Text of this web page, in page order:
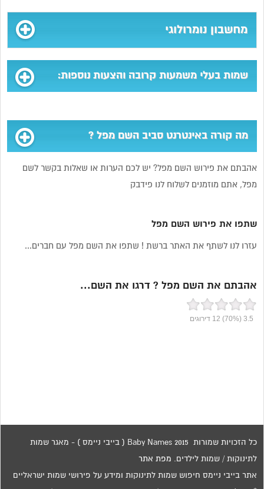
מחשבון נומרולוגי
שמות בעלי משמעות קרובה והצעות נוספות:
מה קורה באינטרנט סביב השם מפל ?
אהבתם את פירוש השם מפל? יש לכם הערות או שאלות בקשר לשם
מפל, אתם מוזמנים לשלוח לנו פידבק
שתפו את פירוש השם מפל
עזרו לנו לשתף את האתר ברשת ! שתפו את השם מפל עם חברים...
אהבתם את השם מפל ? דרגו את השם...
3.5
(70%)
12 דירוגים
כל הזכויות שמורות 2015 Baby Names ( בייבי ניימס ) - מאגר שמות
לתינוקות / שמות לילדים. מפת אתר
אתר בייבי ניימס חיפוש שמות לתינוקות ומידע על פירושי שמות ישראליים